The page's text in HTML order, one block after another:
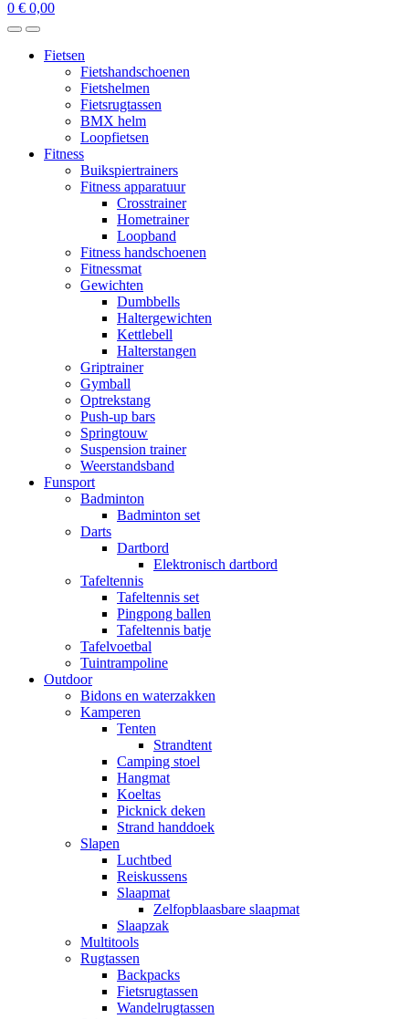
0 € 0,00
Fietsen
Fietshandschoenen
Fietshelmen
Fietsrugtassen
BMX helm
Loopfietsen
Fitness
Buikspiertrainers
Fitness apparatuur
Crosstrainer
Hometrainer
Loopband
Fitness handschoenen
Fitnessmat
Gewichten
Dumbbells
Haltergewichten
Kettlebell
Halterstangen
Griptrainer
Gymball
Optrekstang
Push-up bars
Springtouw
Suspension trainer
Weerstandsband
Funsport
Badminton
Badminton set
Darts
Dartbord
Elektronisch dartbord
Tafeltennis
Tafeltennis set
Pingpong ballen
Tafeltennis batje
Tafelvoetbal
Tuintrampoline
Outdoor
Bidons en waterzakken
Kamperen
Tenten
Strandtent
Camping stoel
Hangmat
Koeltas
Picknick deken
Strand handdoek
Slapen
Luchtbed
Reiskussens
Slaapmat
Zelfopblaasbare slaapmat
Slaapzak
Multitools
Rugtassen
Backpacks
Fietsrugtassen
Wandelrugtassen